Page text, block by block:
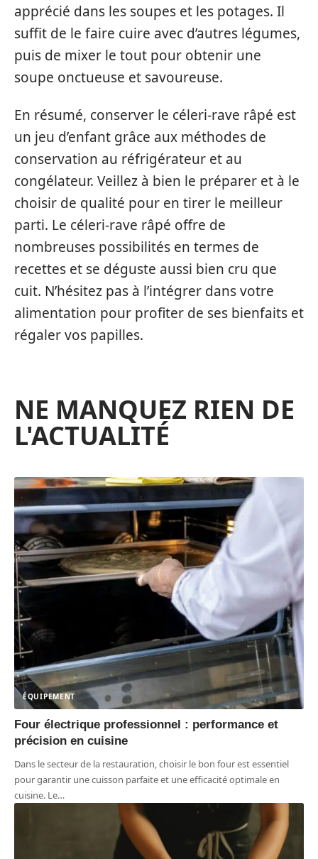
apprécié dans les soupes et les potages. Il
suffit de le faire cuire avec d’autres légumes,
puis de mixer le tout pour obtenir une
soupe onctueuse et savoureuse.
En résumé, conserver le céleri-rave râpé est
un jeu d’enfant grâce aux méthodes de
conservation au réfrigérateur et au
congélateur. Veillez à bien le préparer et à le
choisir de qualité pour en tirer le meilleur
parti. Le céleri-rave râpé offre de
nombreuses possibilités en termes de
recettes et se déguste aussi bien cru que
cuit. N’hésitez pas à l’intégrer dans votre
alimentation pour profiter de ses bienfaits et
régaler vos papilles.
NE MANQUEZ RIEN DE
L'ACTUALITÉ
ÉQUIPEMENT
Four électrique professionnel : performance et
précision en cuisine
Dans le secteur de la restauration, choisir le bon four est essentiel
pour garantir une cuisson parfaite et une efficacité optimale en
cuisine. Le…